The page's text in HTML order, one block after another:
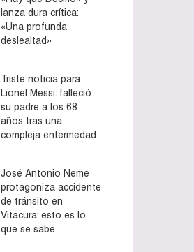
lanza dura crítica:
«Una profunda
deslealtad»
Triste noticia para
Lionel Messi: falleció
su padre a los 68
años tras una
compleja enfermedad
José Antonio Neme
protagoniza accidente
de tránsito en
Vitacura: esto es lo
que se sabe